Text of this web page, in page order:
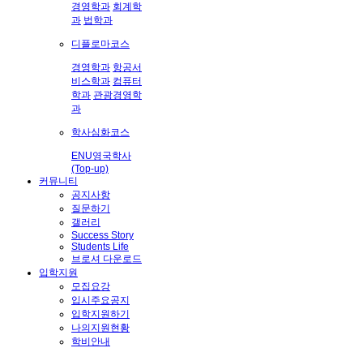
경영학과 회계학
과 법학과
디플로마코스
경영학과 항공서
비스학과 컴퓨터
학과 관광경영학
과
학사심화코스
ENU영국학사
(Top-up)
커뮤니티
공지사항
질문하기
갤러리
Success Story
Students Life
브로셔 다운로드
입학지원
모집요강
입시주요공지
입학지원하기
나의지원현황
학비안내